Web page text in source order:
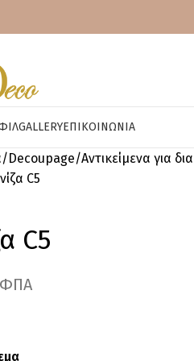
GALLERYΕΠΙΚΟΙΝΩΝΊΑ
Decoupage Αντικείμενα για
C5
C5